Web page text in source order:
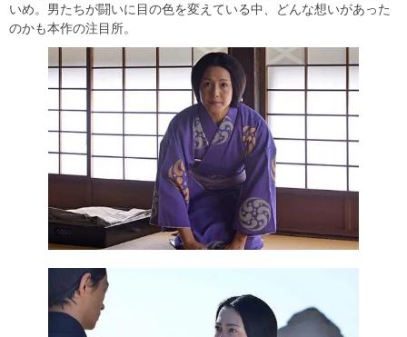
いめ。男たちが闘いに目の色を変えている中、どんな想いがあった
のかも本作の注目所。